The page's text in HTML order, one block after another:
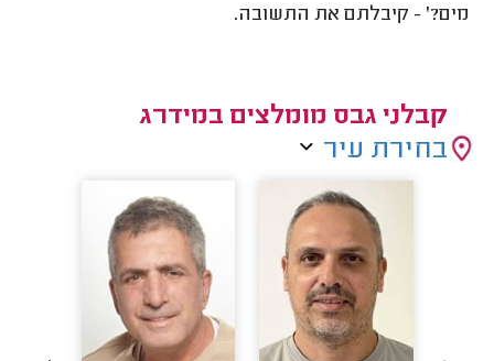
מים?' - קיבלתם את התשובה.
קבלני גבס מומלצים במידרג
בחירת עיר